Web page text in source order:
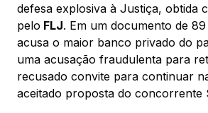
defesa explosiva à Justiça, obtida
pelo FLJ. Em um documento de
acusa o maior banco privado do
uma acusação fraudulenta para
recusado convite para continuar
aceitado proposta do concorrente